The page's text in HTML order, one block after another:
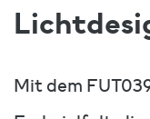
Mit dem